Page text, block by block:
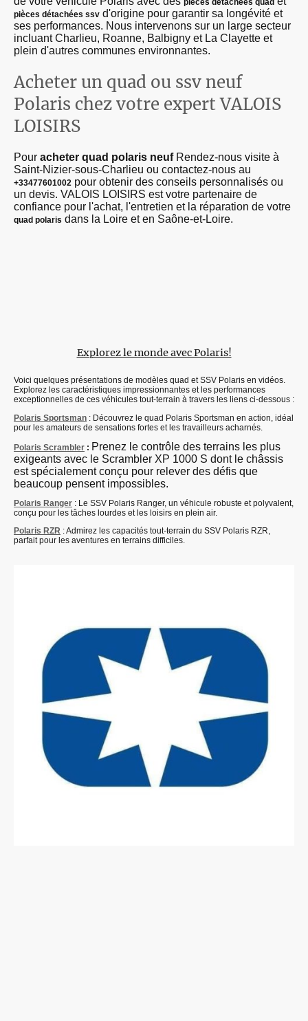
pièces détachées ssv d'origine pour garantir sa longévité et
ses performances. Nous intervenons sur un large secteur
incluant Charlieu, Roanne, Balbigny et La Clayette et
plein d'autres communes environnantes.
Acheter un quad ou ssv neuf
Polaris chez votre expert VALOIS
LOISIRS
Pour acheter quad polaris neuf Rendez-nous visite à
Saint-Nizier-sous-Charlieu ou contactez-nous au
+33477601002 pour obtenir des conseils personnalisés ou
un devis. VALOIS LOISIRS est votre partenaire de
confiance pour l'achat, l'entretien et la réparation de votre
quad polaris dans la Loire et en Saône-et-Loire.
Explorez le monde avec Polaris!
Voici quelques présentations de modèles quad et SSV Polaris en vidéos.
Explorez les caractéristiques impressionnantes et les performances
exceptionnelles de ces véhicules tout-terrain à travers les liens ci-dessous :
Polaris Sportsman : Découvrez le quad Polaris Sportsman en action, idéal
pour les amateurs de sensations fortes et les travailleurs acharnés.
Polaris Scrambler : Prenez le contrôle des terrains les plus
exigeants avec le Scrambler XP 1000 S dont le châssis
est spécialement conçu pour relever des défis que
beaucoup pensent impossibles.
Polaris Ranger : Le SSV Polaris Ranger, un véhicule robuste et polyvalent,
conçu pour les tâches lourdes et les loisirs en plein air.
Polaris RZR : Admirez les capacités tout-terrain du SSV Polaris RZR,
parfait pour les aventures en terrains difficiles.